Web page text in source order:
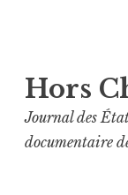
au
contenu
principal
Hors
Journal des
documentaire